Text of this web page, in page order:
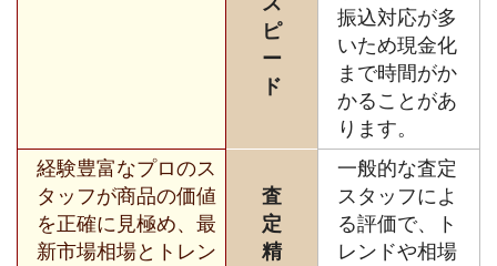
ピ
ー
ド
振込対応が多
いため現金化
まで時間がか
かることがあ
ります。
経験豊富なプロのス
タッフが商品の価値
を正確に見極め、最
新市場相場とトレン
査
定
精
一般的な査定
スタッフによ
る評価で、ト
レンドや相場